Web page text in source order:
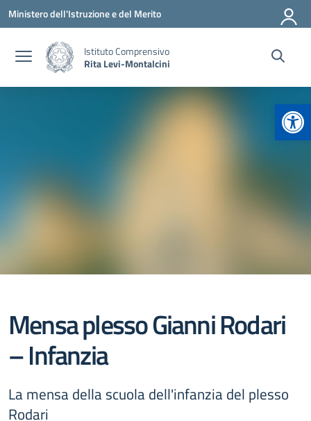
Vai ai contenuti
Vai al menu di navigazione
Vai al footer
Ministero dell'Istruzione e del Merito
Istituto Comprensivo
Rita Levi-Montalcini
Mensa plesso Gianni Rodari
– Infanzia
La mensa della scuola dell'infanzia del plesso
Rodari